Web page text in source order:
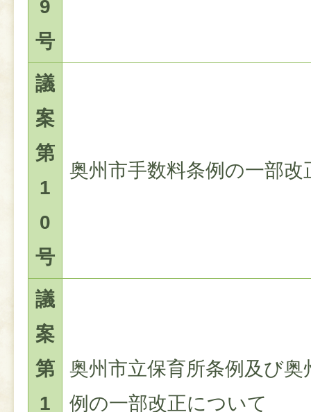
9
号
議
案
第
1
0
号
奥州市手数料条例の一部
議
案
第
1
奥州市立保育所条例及び奥
例の一部改正について